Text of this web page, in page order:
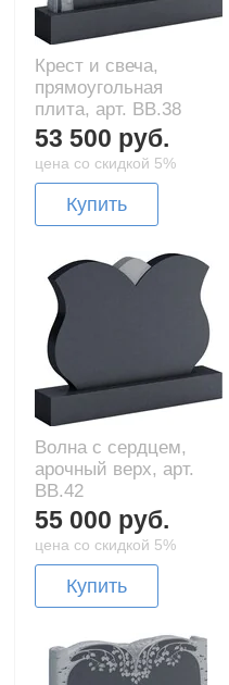
Крест и свеча,
прямоугольная
плита, арт. BB.38
53 500 руб.
цена со скидкой 5%
Купить
Волна с сердцем,
арочный верх, арт.
BB.42
55 000 руб.
цена со скидкой 5%
Купить